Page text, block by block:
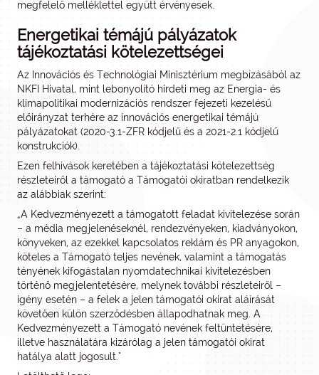
megfelelő melléklettel együtt érvényesek.
Energetikai témájú pályázatok
tájékoztatási kötelezettségei
Az Innovációs és Technológiai Minisztérium megbízásából az
NKFI Hivatal, mint lebonyolító hirdeti meg az Energia- és
klímapolitikai modernizációs rendszer fejezeti kezelésű
előirányzat terhére az innovációs energetikai témájú
pályázatokat (2020-3.1-ZFR kódjelű és a 2021-2.1 kódjelű
konstrukciók).
Ezen felhívások keretében a tájékoztatási kötelezettség
részleteiről a támogató a Támogatói okiratban rendelkezik
az alábbiak szerint:
„A Kedvezményezett a támogatott feladat kivitelezése során
– a média megjelenéseknél, rendezvényeken, kiadványokon,
könyveken, az ezekkel kapcsolatos reklám és PR anyagokon,
köteles a Támogató teljes nevének, valamint a támogatás
tényének kifogástalan nyomdatechnikai kivitelezésben
történő megjelentetésére, melynek további részleteiről –
igény esetén – a felek a jelen támogatói okirat aláírását
követően külön szerződésben állapodhatnak meg. A
Kedvezményezett a Támogató nevének feltüntetésére,
illetve használatára kizárólag a jelen támogatói okirat
hatálya alatt jogosult."